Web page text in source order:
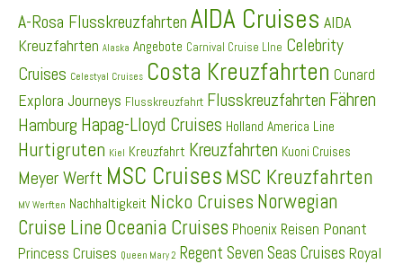
A-Rosa Flusskreuzfahrten AIDA Cruises AIDA
Kreuzfahrten Alaska Angebote Carnival Cruise LIne Celebrity
Cruises Celestyal Cruises Costa Kreuzfahrten Cunard
Explora Journeys Flusskreuzfahrt Flusskreuzfahrten Fähren
Hamburg Hapag-Lloyd Cruises Holland America Line
Hurtigruten Kiel Kreuzfahrt Kreuzfahrten Kuoni Cruises
Meyer Werft MSC Cruises MSC Kreuzfahrten
MV Werften Nachhaltigkeit Nicko Cruises Norwegian
Cruise Line Oceania Cruises Phoenix Reisen Ponant
Princess Cruises Queen Mary 2 Regent Seven Seas Cruises Royal